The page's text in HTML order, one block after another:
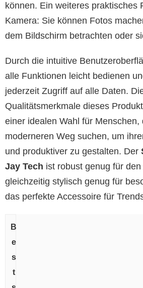
können. Ein weiteres praktisches
Kamera: Sie können Fotos
dem Bildschirm betrachten oder
Durch die intuitive
alle Funktionen leicht bedienen
jederzeit Zugriff auf alle Daten.
Qualitätsmerkmale dieses
einer idealen Wahl für Menschen,
moderneren Weg suchen, um
und produktiver zu gestalten. Der
Jay Tech ist robust genug für den
gleichzeitig stylisch genug für
das perfekte Accessoire für